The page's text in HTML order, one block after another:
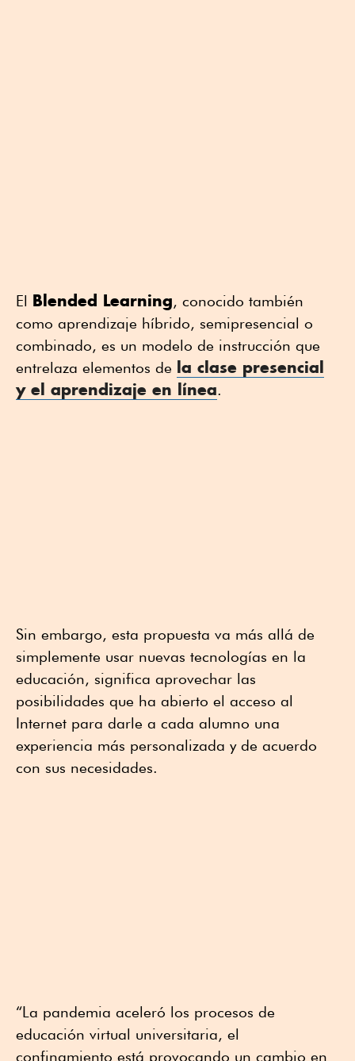
El Blended Learning, conocido también
como aprendizaje híbrido, semipresencial o
combinado, es un modelo de instrucción que
entrelaza elementos de la clase presencial
y el aprendizaje en línea.
Sin embargo, esta propuesta va más allá de
simplemente usar nuevas tecnologías en la
educación, significa aprovechar las
posibilidades que ha abierto el acceso al
Internet para darle a cada alumno una
experiencia más personalizada y de acuerdo
con sus necesidades.
“La pandemia aceleró los procesos de
educación virtual universitaria, el
confinamiento está provocando un cambio en